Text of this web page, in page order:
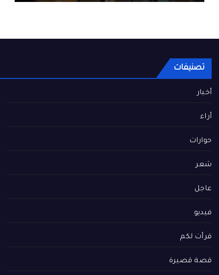
تصنيفات
أخبار
أراء
حوارات
شعر
عاجل
فيديو
قرأت لكم
قصة قصيرة